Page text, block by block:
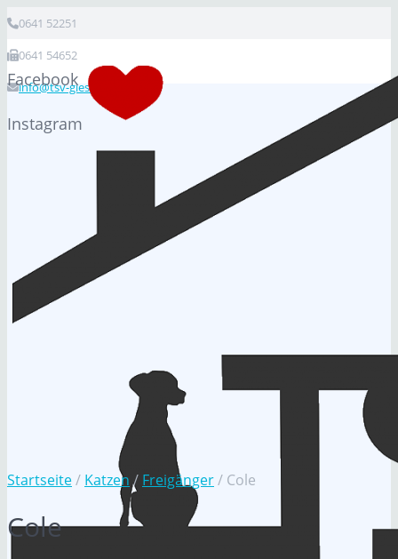
0641 52251
0641 54652
info@tsv-giessen.de
Facebook
Instagram
Startseite/ Katzen/ Freigänger/ Cole
Cole